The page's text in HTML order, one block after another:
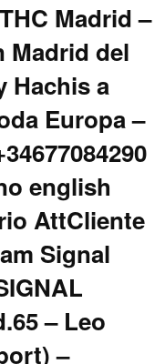
Madrid –
Madrid del
Hachis a
Europa –
english
AttCliente
Signal
– Leo
–